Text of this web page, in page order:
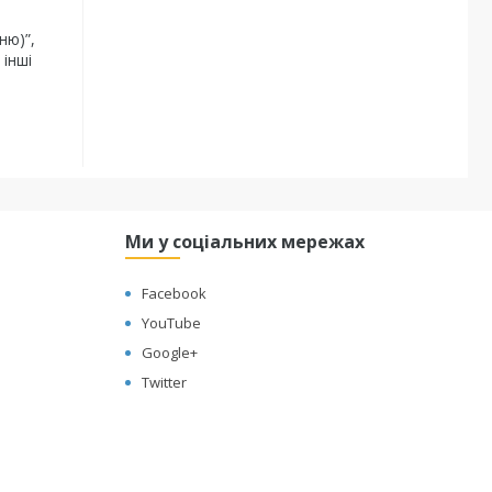
Ми у соціальних мережах
Facebook
YouTube
Google+
Twitter